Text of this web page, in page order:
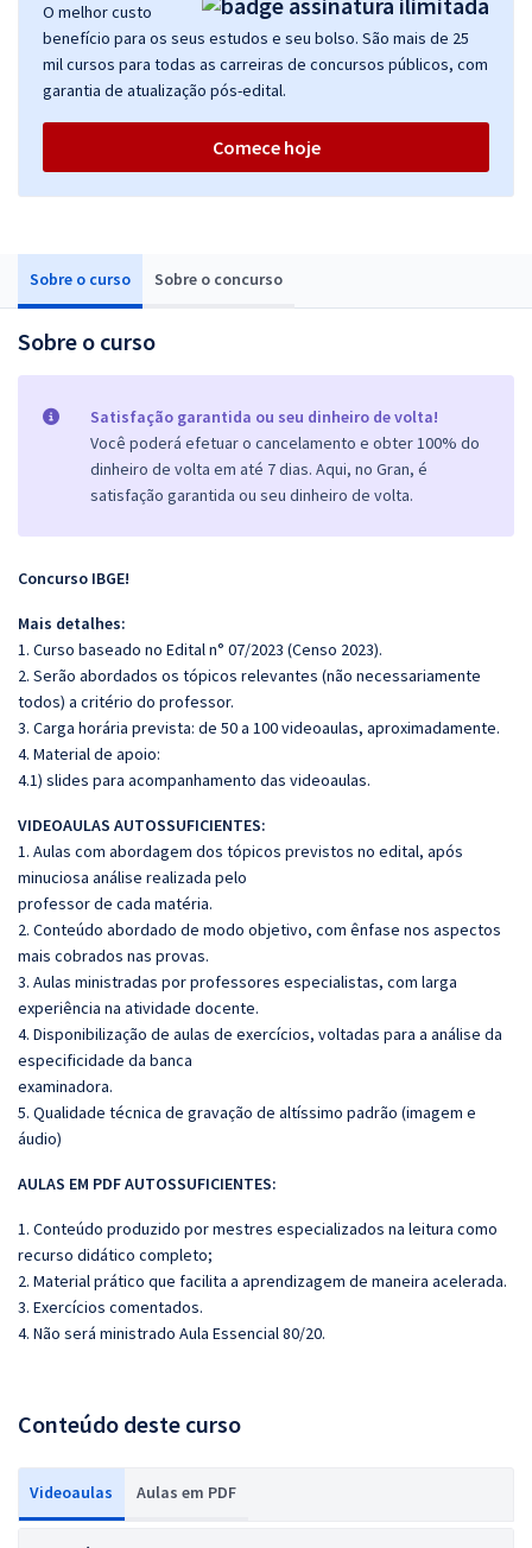
Sobre o curso Sobre o concurso
Sobre o curso
Satisfação garantida ou seu dinheiro de volta!
Você poderá efetuar o cancelamento e obter 100% do
dinheiro de volta em até 7 dias. Aqui, no Gran, é
satisfação garantida ou seu dinheiro de volta.
Concurso IBGE!
Mais detalhes:
1. Curso baseado no Edital n° 07/2023 (Censo 2023).
2. Serão abordados os tópicos relevantes (não necessariamente
todos) a critério do professor.
3. Carga horária prevista: de 50 a 100 videoaulas, aproximadamente.
4. Material de apoio:
4.1) slides para acompanhamento das videoaulas.
VIDEOAULAS AUTOSSUFICIENTES:
1. Aulas com abordagem dos tópicos previstos no edital, após
minuciosa análise realizada pelo
professor de cada matéria.
2. Conteúdo abordado de modo objetivo, com ênfase nos aspectos
mais cobrados nas provas.
3. Aulas ministradas por professores especialistas, com larga
experiência na atividade docente.
4. Disponibilização de aulas de exercícios, voltadas para a análise da
especificidade da banca
examinadora.
5. Qualidade técnica de gravação de altíssimo padrão (imagem e
áudio)
AULAS EM PDF AUTOSSUFICIENTES:
1. Conteúdo produzido por mestres especializados na leitura como
recurso didático completo;
2. Material prático que facilita a aprendizagem de maneira acelerada.
3. Exercícios comentados.
4. Não será ministrado Aula Essencial 80/20.
Conteúdo deste curso
Videoaulas Aulas em PDF
O melhor custo
benefício para os seus estudos e seu bolso. São mais de 25
mil cursos para todas as carreiras de concursos públicos, com
garantia de atualização pós-edital.
Comece hoje